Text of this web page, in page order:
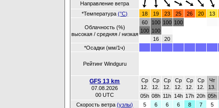
Направление ветра
*Температура(°C) 18 19 23 25 26 20 13
Облачность (%)
высокая / средняя / низкая
60
100
100
100
16
100
20
100
*Осадки (мм/1ч)
Рейтинг Windguru
GFS 13 km
07.08.2026
00 UTC
Ср
12.
Ср
12.
Ср
12.
Ср
12.
Ср
12.
Ср
12.
Чт
13.
05h 08h 11h 14h 17h 20h 05h
Скорость ветра(узлы) 5 6 6 6 8 7
5